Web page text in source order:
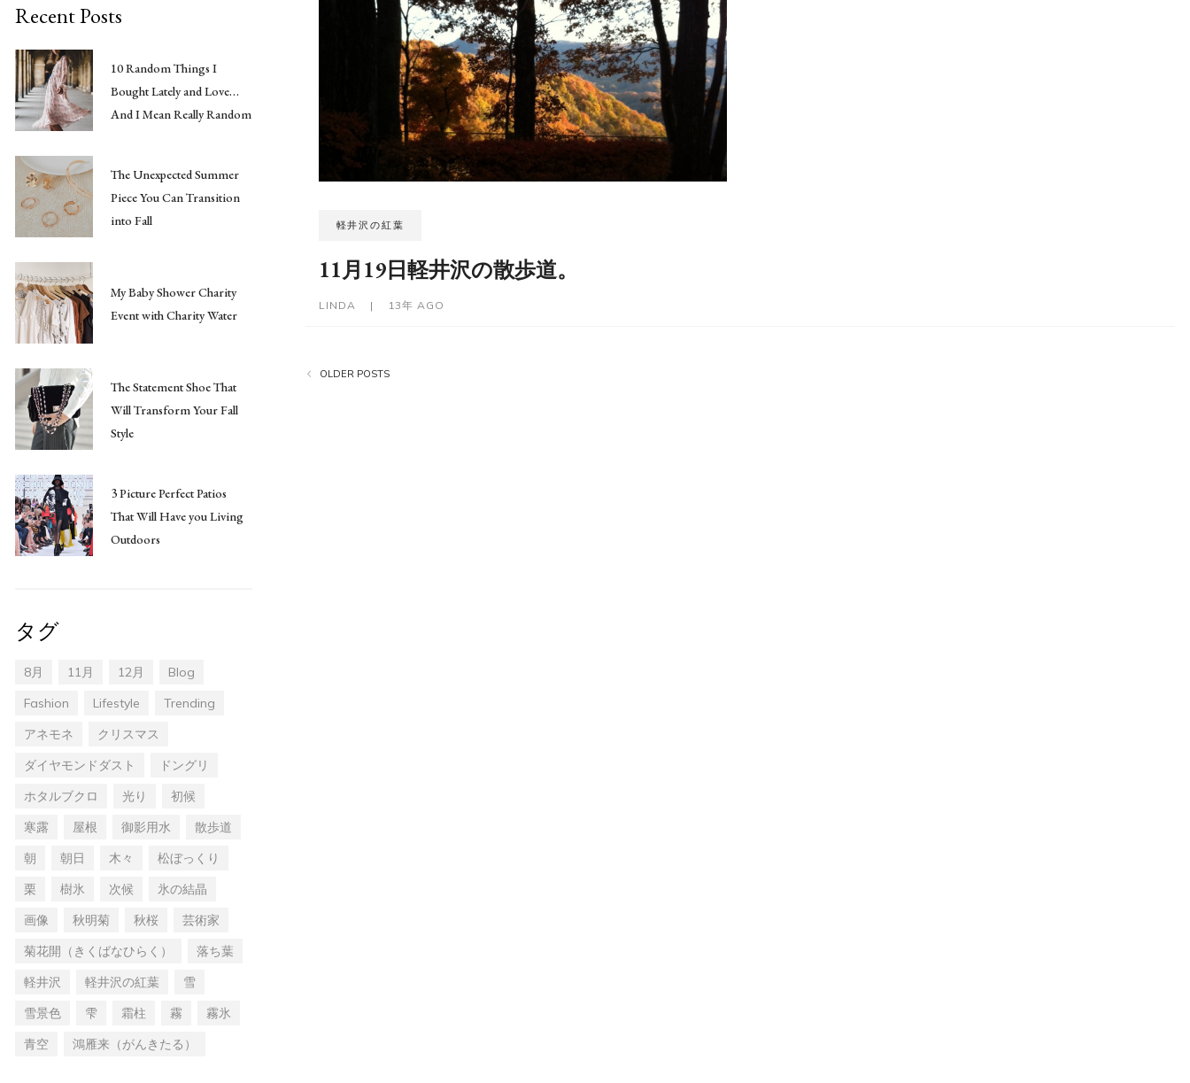
Recent Posts
10 Random Things I
Bought Lately and Love…
And I Mean Really Random
The Unexpected Summer
Piece You Can Transition
into Fall
My Baby Shower Charity
Event with Charity Water
The Statement Shoe That
Will Transform Your Fall
Style
3 Picture Perfect Patios
That Will Have you Living
Outdoors
タグ
8月 11月 12月
Blog
Fashion
Lifestyle
Trending
アネモネ
クリスマス
ダイヤモンドダスト
ドングリ
ホタルブクロ
光り
初候
寒露
屋根 御影用水
散歩道
朝
朝日 木々
松ぼっくり
栗
樹氷 次候
氷の結晶
画像
秋明菊 秋桜
芸術家
菊花開（きくばなひらく）
落ち葉
軽井沢
軽井沢の紅葉
雪
雪景色
雫 霜柱 霧
霧氷
青空
鴻雁来（がんきたる）
軽井沢の紅葉
11月19日軽井沢の散歩道。
LINDA | 13年 AGO
OLDER POSTS